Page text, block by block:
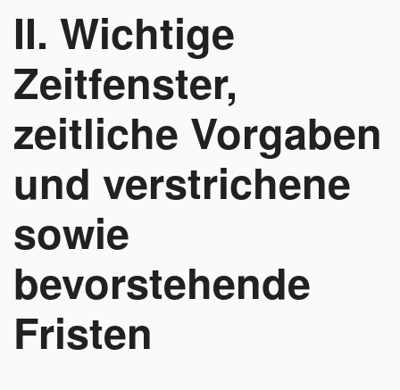
II. Wichtige
Zeitfenster,
zeitliche Vorgaben
und verstrichene
sowie
bevorstehende
Fristen